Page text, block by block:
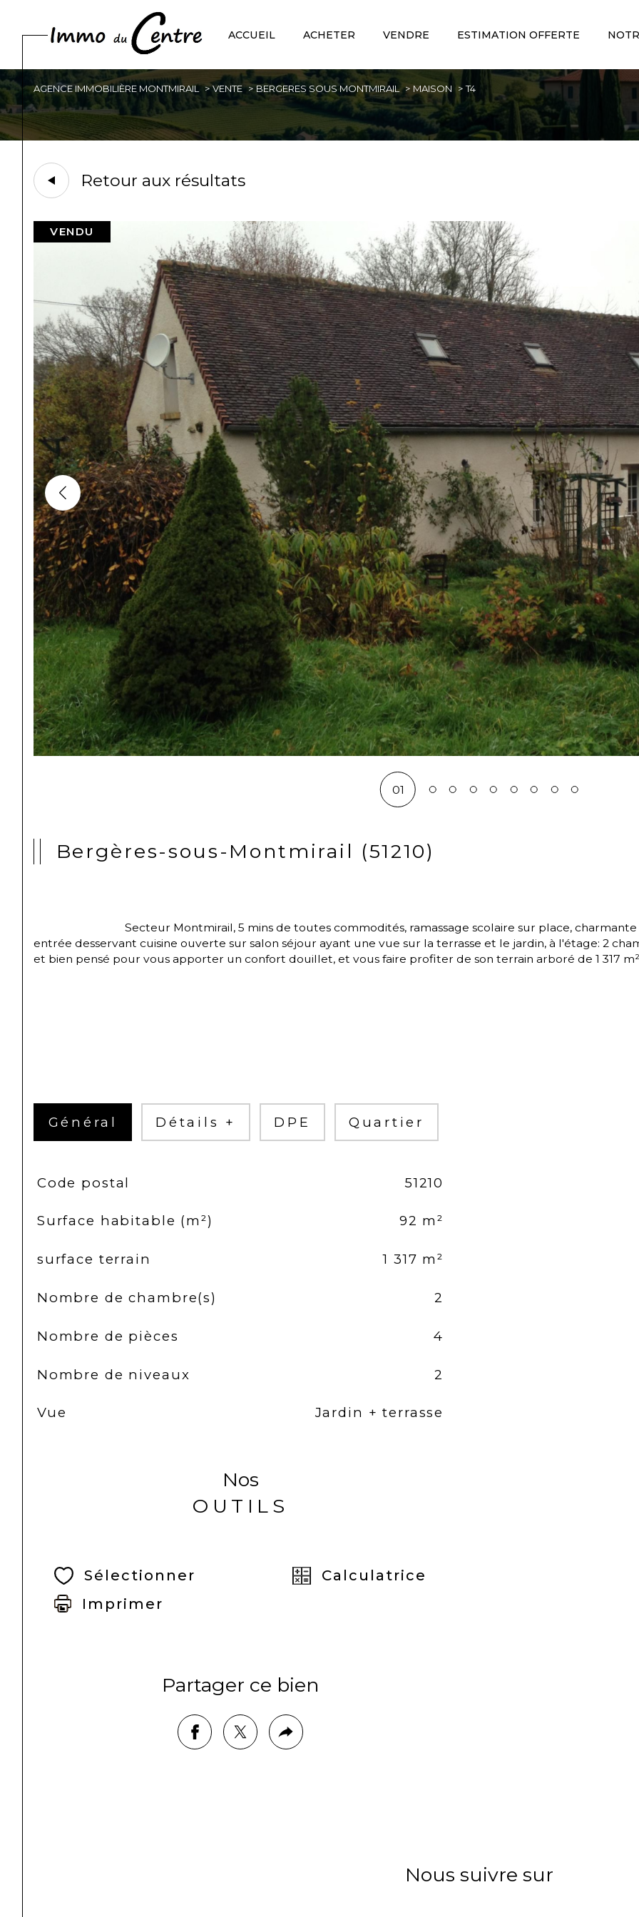
ACCUEIL ACHETER VENDRE ESTIMATION OFFERTE
Acheter
de l'ancien
Estimer
Voir les0annonces
AGENCE IMMOBILIÈRE MONTMIRAIL VENTE BERGERES SOUS MONTMIRAIL MAISON T4
Retour aux résultats
VENDU
01
Bergères-sous-Montmirail (51210)
                                Secteur Montmirail, 5 mins de toutes commodités, ramassage scolaire sur place, charmante maison de pays rénovée, avec une véritable
entrée desservant cuisine ouverte sur salon séjour ayant une vue sur la terrasse et le jardin, à l'étage: 2
et bien pensé pour vous apporter un confort douillet, et vous faire profiter de son terrain arboré de 1 317
Général Détails + DPE Quartier
TRAD_SIROCCO_Caracteristique
Code postal 51210
Surface habitable (m²) 92 m²
surface terrain 1 317 m²
Nombre de chambre(s) 2
Nombre de pièces 4
Nombre de niveaux 2
Vue Jardin + terrasse
Nos
OUTILS
Sélectionner
Calculatrice
Imprimer
Partager ce bien
Nous suivre sur